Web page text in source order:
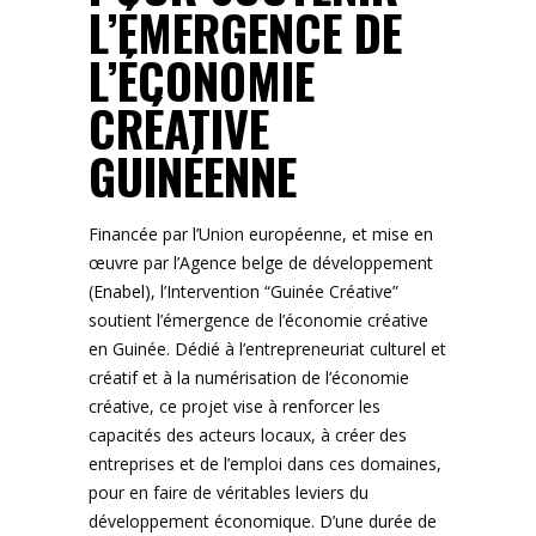
L’ÉMERGENCE DE
L’ÉCONOMIE
CRÉATIVE
GUINÉENNE
Financée par l’Union européenne, et mise en
œuvre par l’Agence belge de développement
(Enabel), l’Intervention “Guinée Créative”
soutient l’émergence de l’économie créative
en Guinée. Dédié à l’entrepreneuriat culturel et
créatif et à la numérisation de l’économie
créative, ce projet vise à renforcer les
capacités des acteurs locaux, à créer des
entreprises et de l’emploi dans ces domaines,
pour en faire de véritables leviers du
développement économique. D’une durée de